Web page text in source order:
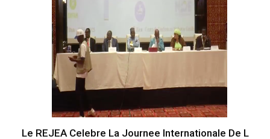
Le REJEA Celebre La Journee Internationale De L